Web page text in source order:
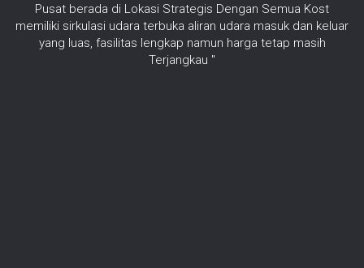
Pusat berada di Lokasi Strategis Dengan Semua Kost
memiliki sirkulasi udara terbuka aliran udara masuk dan keluar
yang luas, fasilitas lengkap namun harga tetap masih
Terjangkau "